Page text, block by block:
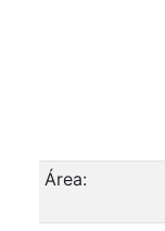
Área: